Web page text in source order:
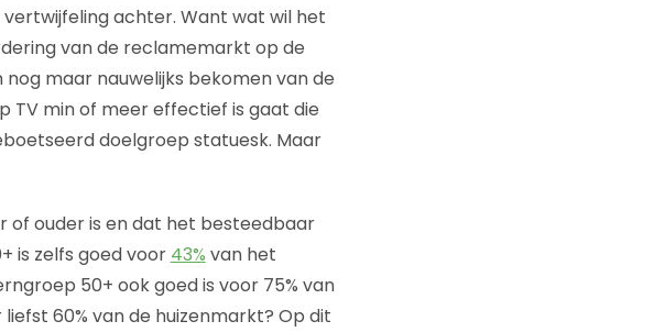
achter. Want wat wil het
van de reclamemarkt op de
maar nauwelijks bekomen van de
TV min of meer effectief is gaat die
doelgroep statuesk. Maar
of ouder is en dat het besteedbaar
is zelfs goed voor 43% van het
50+ ook goed is voor 75% van
60% van de huizenmarkt? Op dit